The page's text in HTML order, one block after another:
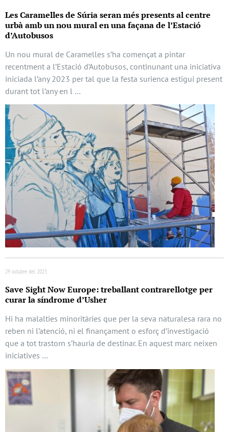
Les Caramelles de Súria seran més presents al centre
urbà amb un nou mural en una façana de l’Estació
d’Autobusos
Un nou mural de Caramelles s’ha començat a pintar
recentment a l’Estació d’Autobusos, continunant una iniciativa
iniciada l’any 2023 per tal que la festa surienca estigui present
durant tot l’any en l …
29 octubre del 2023
Save Sight Now Europe: treballant contrarellotge per
curar la síndrome d’Usher
Hi ha malalties minoritàries que per la seva naturalesa rara no
reben ni l’atenció, ni el finançament o esforç d’investigació
que a tot trastorn s’hauria de destinar. En aquest marc neixen
iniciatives …